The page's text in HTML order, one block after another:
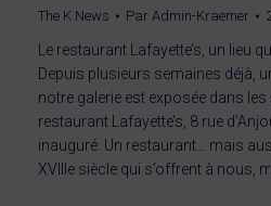
The K News Par Admin-Kraemer
Le restaurant Lafayette’s, un lieu
Depuis plusieurs semaines déjà,
notre galerie est exposée dans
restaurant Lafayette’s, 8 rue
inauguré. Un restaurant… mais
XVIIIe siècle qui s’offrent à nous,